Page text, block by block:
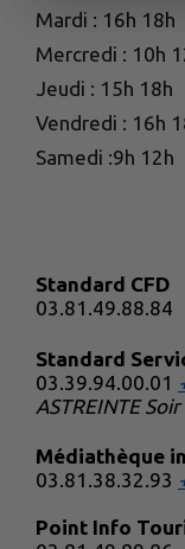
Mardi : 16h 18h
Mercredi : 10h
Jeudi : 15h 18h
Vendredi : 16h
Samedi :9h 12h
Standard CFD
03.81.49.88.84
Standard
03.39.94.00.01
ASTREINTE
Médiathèque
03.81.38.32.93
Point Info